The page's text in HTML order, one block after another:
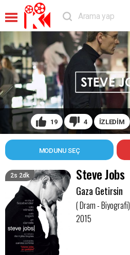
19 4 İZLEDİM
MODUNU SEÇ
2s 2dk Steve Jobs
Gaza Getirsin
( Dram - Biyografi)
2015